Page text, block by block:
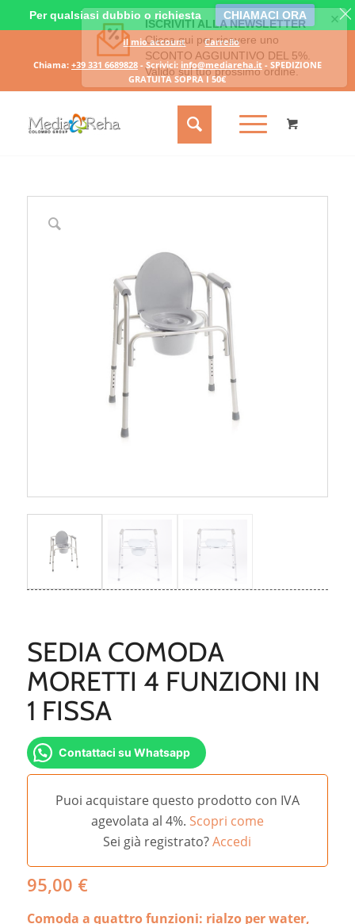
Il mio account
Carrello
Chiama: +39 331 6689828- Scrivici: info@mediareha.it- SPEDIZIONE
GRATUITA SOPRA I 50€
SEDIA COMODA
MORETTI 4 FUNZIONI IN
1 FISSA
Contattaci su Whatsapp
Puoi acquistare questo prodotto con IVA
agevolata al 4%. Scopri come
Sei già registrato?Accedi
95,00 €
Comoda a quattro funzioni: rialzo per water,
Per qualsiasi dubbio o richiesta CHIAMACI ORA